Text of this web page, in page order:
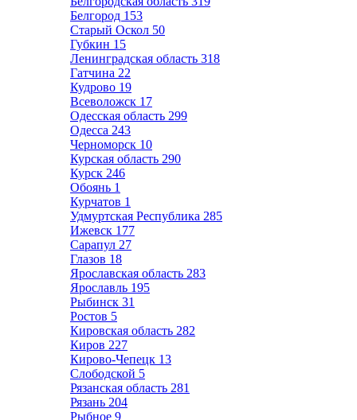
Белгород 153
Старый Оскол 50
Губкин 15
Ленинградская область 318
Гатчина 22
Кудрово 19
Всеволожск 17
Одесская область 299
Одесса 243
Черноморск 10
Курская область 290
Курск 246
Обоянь 1
Курчатов 1
Удмуртская Республика 285
Ижевск 177
Сарапул 27
Глазов 18
Ярославская область 283
Ярославль 195
Рыбинск 31
Ростов 5
Кировская область 282
Киров 227
Кирово-Чепецк 13
Слободской 5
Рязанская область 281
Рязань 204
Рыбное 9